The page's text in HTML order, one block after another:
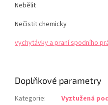
Nebělit
Nečistit chemicky
vychytávky a praní spodního
Doplňkové parametry
Kategorie:
Vyztužená